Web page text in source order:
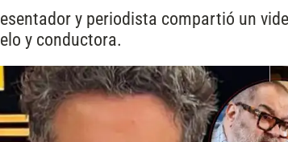
y periodista compartió un
y conductora.